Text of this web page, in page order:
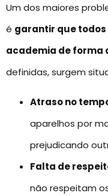
Um dos maiores
é garantir que todos
academia de forma
definidas, surgem
Atraso no
aparelhos por
prejudicando
Falta de
não respeitam